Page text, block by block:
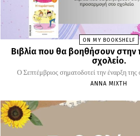
ON MY BOOKSHELF
Βιβλία που θα βοηθήσουν
σχολείο.
Ο Σεπτέμβριος σηματοδοτεί την έναρξη της
ΆΝΝΑ ΜΊΧΤΗ